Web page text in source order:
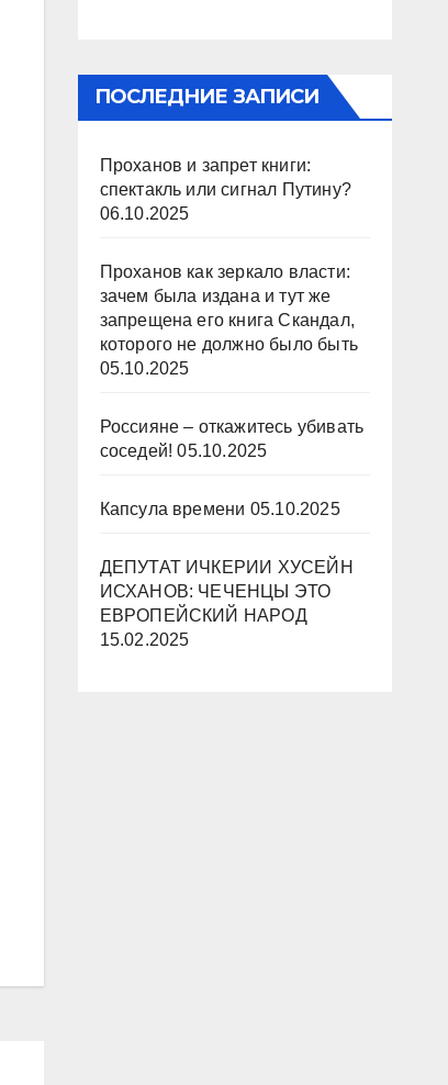
ПОСЛЕДНИЕ ЗАПИСИ
Проханов и запрет книги:
спектакль или сигнал Путину?
06.10.2025
Проханов как зеркало власти:
зачем была издана и тут же
запрещена его книга Скандал,
которого не должно было быть
05.10.2025
Россияне – откажитесь убивать
соседей! 05.10.2025
Капсула времени 05.10.2025
ДЕПУТАТ ИЧКЕРИИ ХУСЕЙН
ИСХАНОВ: ЧЕЧЕНЦЫ ЭТО
ЕВРОПЕЙСКИЙ НАРОД
15.02.2025